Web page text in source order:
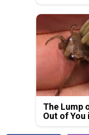
The Lump
Out of